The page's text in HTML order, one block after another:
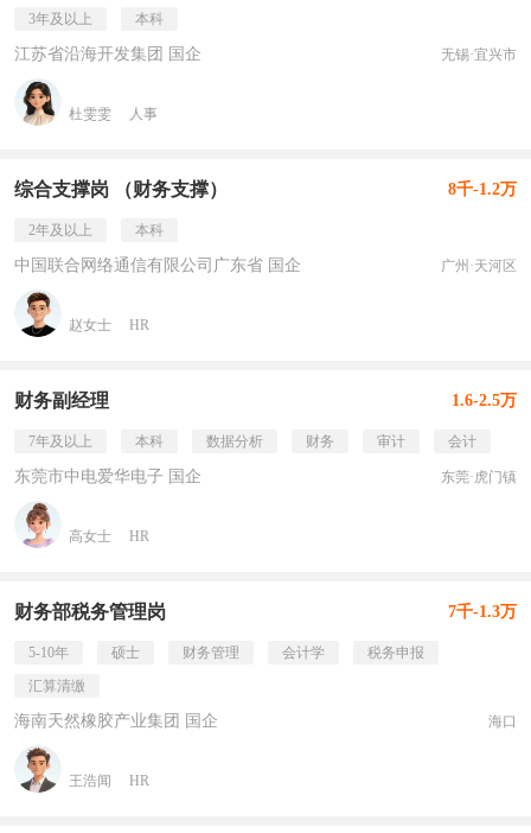
3年及以上 本科
江苏省沿海开发集团 国企 无锡·宜兴市
杜雯雯 人事
综合支撑岗 （财务支撑） 8千-1.2万
2年及以上 本科
中国联合网络通信有限公司广东省 国企 广州·天河区
赵女士 HR
财务副经理 1.6-2.5万
7年及以上 本科 数据分析 财务 审计 会计
东莞市中电爱华电子 国企 东莞·虎门镇
高女士 HR
财务部税务管理岗 7千-1.3万
5-10年 硕士 财务管理 会计学
税务申报
汇算清缴
海南天然橡胶产业集团 国企 海口
王浩闻 HR